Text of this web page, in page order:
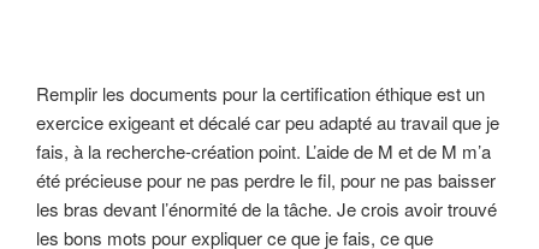
Remplir les documents pour la certification éthique est un
exercice exigeant et décalé car peu adapté au travail que je
fais, à la recherche-création point. L’aide de M et de M m’a
été précieuse pour ne pas perdre le fil, pour ne pas baisser
les bras devant l’énormité de la tâche. Je crois avoir trouvé
les bons mots pour expliquer ce que je fais, ce que